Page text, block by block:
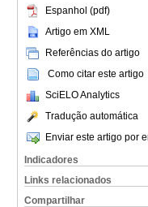
Espanhol (pdf)
Artigo em XML
Referências do artigo
Como citar este artigo
SciELO Analytics
Tradução automática
Enviar este artigo por
Indicadores
Links relacionados
Compartilhar